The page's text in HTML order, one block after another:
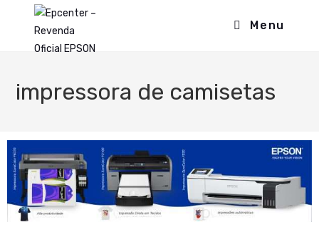
Menu
impressora de camisetas